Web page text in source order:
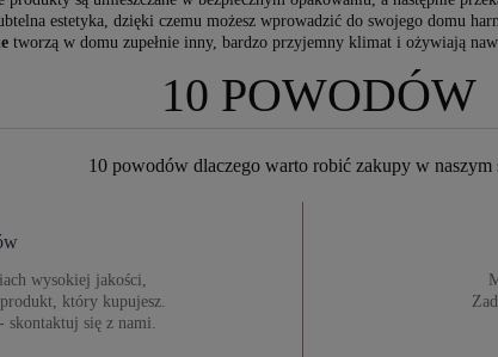
estetyka, dzięki czemu możesz wprowadzić do swojego domu
tworzą w domu zupełnie inny, bardzo przyjemny klimat i ożywiają
10 POWODÓW
10 powodów dlaczego warto robić zakupy w naszym
wysokiej jakości,
który kupujesz.
skontaktuj się z nami.